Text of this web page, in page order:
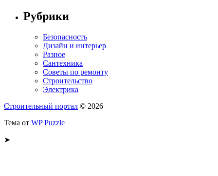
Рубрики
Безопасность
Дизайн и интерьер
Разное
Сантехника
Советы по ремонту
Строительство
Электрика
Строительный портал © 2026
Тема от WP Puzzle
➤